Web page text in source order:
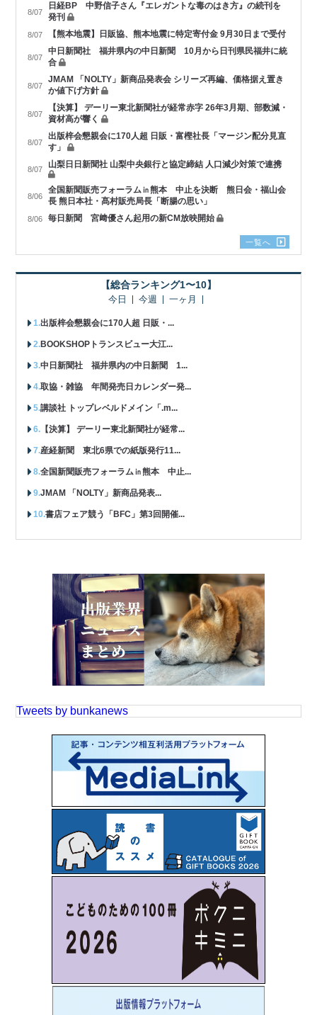
8/07
日経BP 中野信子さん『エレガントな毒のはき方』の続刊を
発刊
8/07 【熊本地震】日販協、熊本地震に特定寄付金 9月30日まで受付
8/07
中日新聞社 福井県内の中日新聞 10月から日刊県民福井に統
合
8/07
JMAM 「NOLTY」新商品発表会 シリーズ再編、価格据え置き
か値下げ方針
8/07
【決算】 デーリー東北新聞社が経常赤字 26年3月期、部数減・
資材高が響く
8/07
出版梓会懇親会に170人超 日販・富樫社長「マージン配分見直
す」
8/07 山梨日日新聞社 山梨中央銀行と協定締結 人口減少対策で連携
8/06
全国新聞販売フォーラム㏌熊本 中止を決断 熊日会・福山会
長 熊日本社・髙村販売局長「断腸の思い」
8/06 毎日新聞 宮﨑優さん起用の新CM放映開始
一覧へ
【総合ランキング1〜10】
今日 今週 一ヶ月
出版梓会懇親会に170人超 日販・...
BOOKSHOPトランスビュー大江...
中日新聞社 福井県内の中日新聞 1...
取協・雑協 年間発売日カレンダー発...
講談社 トップレベルドメイン「.m...
【決算】 デーリー東北新聞社が経常...
産経新聞 東北6県での紙版発行11...
全国新聞販売フォーラム㏌熊本 中止...
JMAM 「NOLTY」新商品発表...
書店フェア競う「BFC」第3回開催...
Tweets by bunkanews